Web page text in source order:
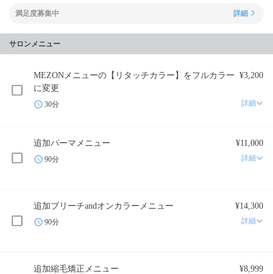
満足度募集中 詳細
サロンメニュー
MEZONメニューの【リタッチカラー】をフルカラー
に変更
¥3,200
30分 詳細
追加パーマメニュー ¥11,000
90分 詳細
追加ブリーチandオンカラーメニュー ¥14,300
90分 詳細
追加縮毛矯正メニュー ¥8,999